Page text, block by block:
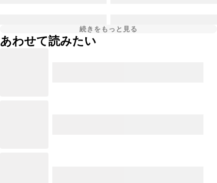
続きをもっと見る
あわせて読みたい